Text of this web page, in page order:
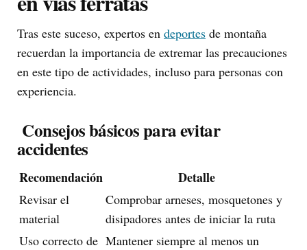
Tras este suceso, expertos en deportes de montaña
recuerdan la importancia de extremar las precauciones
en este tipo de actividades, incluso para personas con
experiencia.
Consejos básicos para evitar
accidentes
Recomendación Detalle
Revisar el
material
Comprobar arneses, mosquetones y
disipadores antes de iniciar la ruta
Uso correcto de Mantener siempre al menos un